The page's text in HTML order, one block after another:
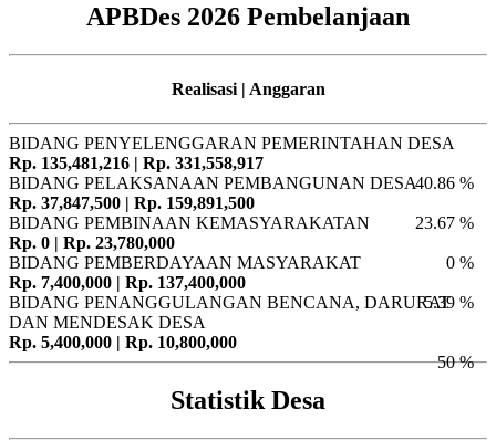
APBDes 2026 Pembelanjaan
Realisasi | Anggaran
BIDANG PENYELENGGARAN PEMERINTAHAN DESA
Rp. 135,481,216 | Rp. 331,558,917
40.86 %
BIDANG PELAKSANAAN PEMBANGUNAN DESA
Rp. 37,847,500 | Rp. 159,891,500
23.67 %
BIDANG PEMBINAAN KEMASYARAKATAN
Rp. 0 | Rp. 23,780,000
0 %
BIDANG PEMBERDAYAAN MASYARAKAT
Rp. 7,400,000 | Rp. 137,400,000
5.39 %
BIDANG PENANGGULANGAN BENCANA, DARURAT
DAN MENDESAK DESA
Rp. 5,400,000 | Rp. 10,800,000
50 %
Statistik Desa